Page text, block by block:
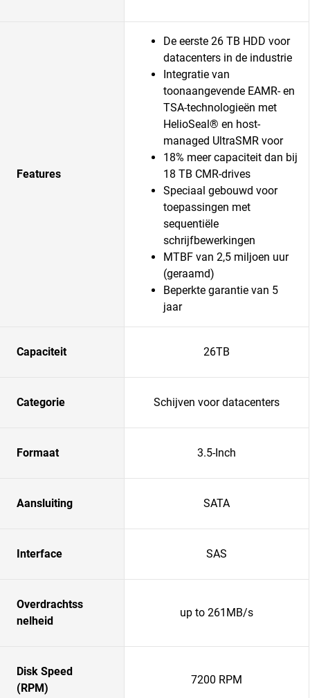
Features
De eerste 26 TB HDD voor
datacenters in de industrie
Integratie van
toonaangevende EAMR- en
TSA-technologieën met
HelioSeal® en host-
managed UltraSMR voor
18% meer capaciteit dan bij
18 TB CMR-drives
Speciaal gebouwd voor
toepassingen met
sequentiële
schrijfbewerkingen
MTBF van 2,5 miljoen uur
(geraamd)
Beperkte garantie van 5
jaar
Capaciteit 26TB
Categorie Schijven voor datacenters
Formaat 3.5-Inch
Aansluiting SATA
Interface SAS
Overdrachtss
nelheid
up to 261MB/s
Disk Speed
(RPM)
7200 RPM